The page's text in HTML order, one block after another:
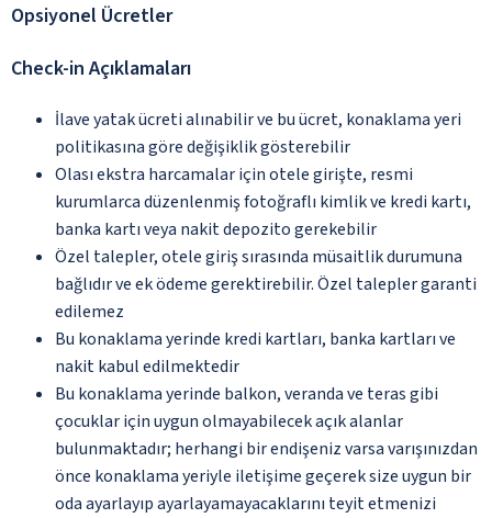
Opsiyonel Ücretler
Check-in Açıklamaları
İlave yatak ücreti alınabilir ve bu ücret, konaklama yeri
politikasına göre değişiklik gösterebilir
Olası ekstra harcamalar için otele girişte, resmi
kurumlarca düzenlenmiş fotoğraflı kimlik ve kredi kartı,
banka kartı veya nakit depozito gerekebilir
Özel talepler, otele giriş sırasında müsaitlik durumuna
bağlıdır ve ek ödeme gerektirebilir. Özel talepler garanti
edilemez
Bu konaklama yerinde kredi kartları, banka kartları ve
nakit kabul edilmektedir
Bu konaklama yerinde balkon, veranda ve teras gibi
çocuklar için uygun olmayabilecek açık alanlar
bulunmaktadır; herhangi bir endişeniz varsa varışınızdan
önce konaklama yeriyle iletişime geçerek size uygun bir
oda ayarlayıp ayarlayamayacaklarını teyit etmenizi